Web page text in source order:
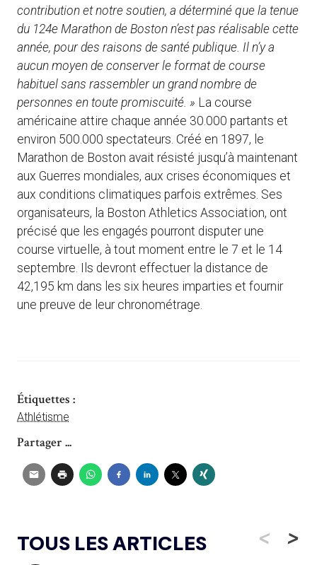
contribution et notre soutien, a déterminé que la tenue
du 124e Marathon de Boston n’est pas réalisable cette
année, pour des raisons de santé publique. Il n’y a
aucun moyen de conserver le format de course
habituel sans rassembler un grand nombre de
personnes en toute promiscuité. » La course
américaine attire chaque année 30.000 partants et
environ 500.000 spectateurs. Créé en 1897, le
Marathon de Boston avait résisté jusqu’à maintenant
aux Guerres mondiales, aux crises économiques et
aux conditions climatiques parfois extrêmes. Ses
organisateurs, la Boston Athletics Association, ont
précisé que les engagés pourront disputer une
course virtuelle, à tout moment entre le 7 et le 14
septembre. Ils devront effectuer la distance de
42,195 km dans les six heures imparties et fournir
une preuve de leur chronométrage.
Étiquettes :
Athlétisme
Partager ...
TOUS LES ARTICLES < >